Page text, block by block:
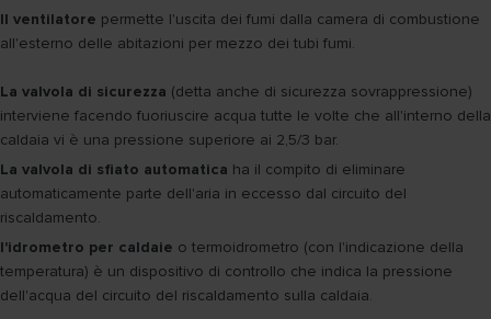
Il ventilatore permette l'uscita dei fumi dalla camera di combustione
all'esterno delle abitazioni per mezzo dei tubi fumi.
La valvola di sicurezza (detta anche di sicurezza sovrappressione)
interviene facendo fuoriuscire acqua tutte le volte che all'interno della
caldaia vi è una pressione superiore ai 2,5/3 bar.
La valvola di sfiato automatica ha il compito di eliminare
automaticamente parte dell'aria in eccesso dal circuito del
riscaldamento.
l'idrometro per caldaie o termoidrometro (con l'indicazione della
temperatura) è un dispositivo di controllo che indica la pressione
dell'acqua del circuito del riscaldamento sulla caldaia.